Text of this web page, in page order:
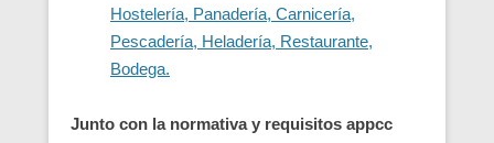
Hostelería, Panadería, Carnicería,
Pescadería, Heladería, Restaurante,
Bodega.
Junto con la normativa y requisitos appcc